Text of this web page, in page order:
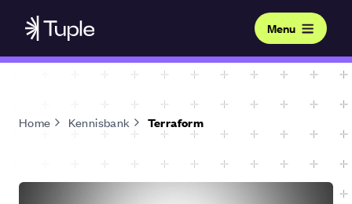
Menu
Home Kennisbank Terraform